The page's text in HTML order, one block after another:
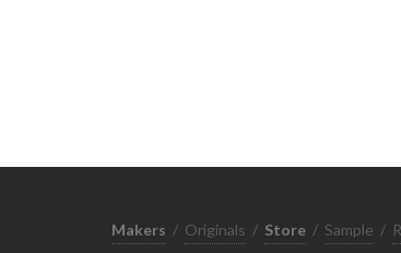
Makers / Originals / Store / Sample /